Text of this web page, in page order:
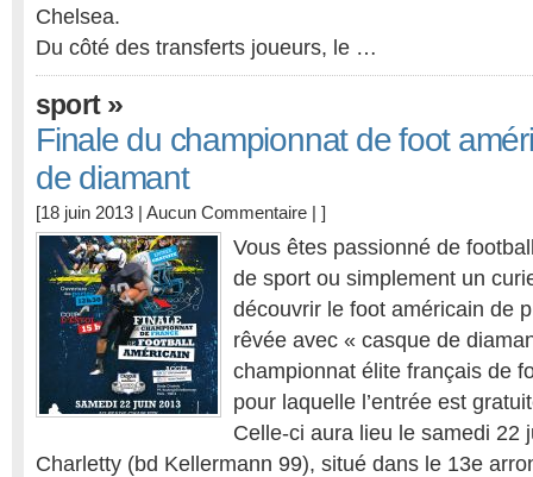
Chelsea.
Du côté des transferts joueurs, le …
sport»
Finale du championnat de foot
de diamant
[18 juin 2013 | Aucun Commentaire | ]
Vous êtes passionné de
de sport ou simplement un
découvrir le foot américain de
rêvée avec « casque de
championnat élite français de
pour laquelle l’entrée est
Celle-ci aura lieu le samedi 22
Charletty (bd Kellermann 99), situé dans le 13e